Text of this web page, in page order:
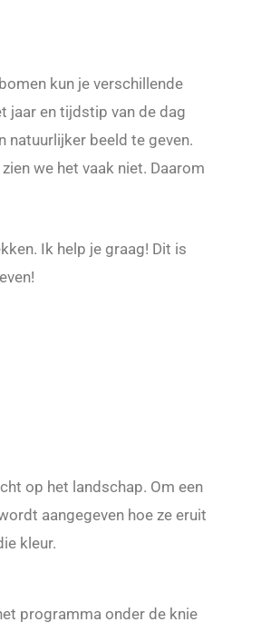
kun je verschillende
jaar en tijdstip van de dag
natuurlijker beeld te geven.
we het vaak niet. Daarom
Ik help je graag! Dit is
op het landschap. Om een
aangegeven hoe ze eruit
kleur.
programma onder de knie